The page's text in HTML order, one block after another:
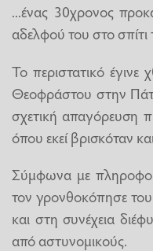
...ένας 30χρονος
αδελφού του στο σπίτι
Το περιστατικό
Θεοφράστου στην
σχετική απαγόρευση
όπου εκεί βρισκόταν
Σύμφωνα με
τον γρονθοκόπησε
και στη συνέχεια
από αστυνομικούς.